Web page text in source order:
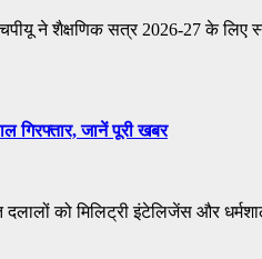
ने शैक्षणिक सत्र 2026-27 के लिए
गिरफ्तार, जानें पूरी खबर
को मिलिट्री इंटेलिजेंस और